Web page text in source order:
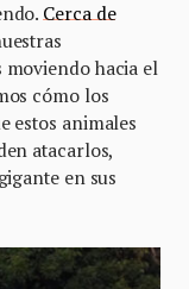
Cerca de
hacia el
cómo los
estos animales
atacarlos,
en sus